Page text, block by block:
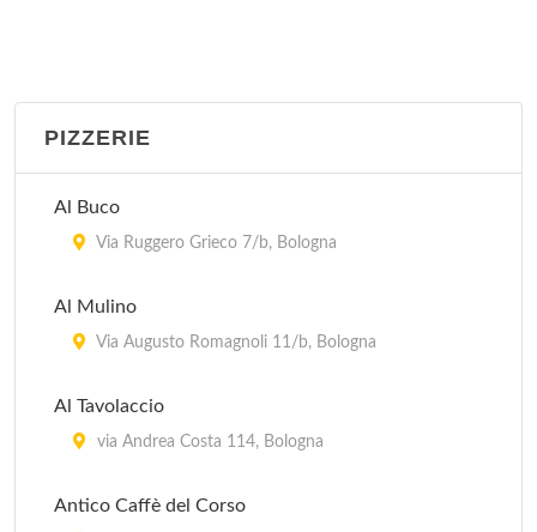
Contavalli
Da Mario
Da Zazà
Dal Picchio
PIZZERIE
Al Buco
Via Ruggero Grieco 7/b, Bologna
Al Mulino
Via Augusto Romagnoli 11/b, Bologna
Al Tavolaccio
via Andrea Costa 114, Bologna
Antico Caffè del Corso